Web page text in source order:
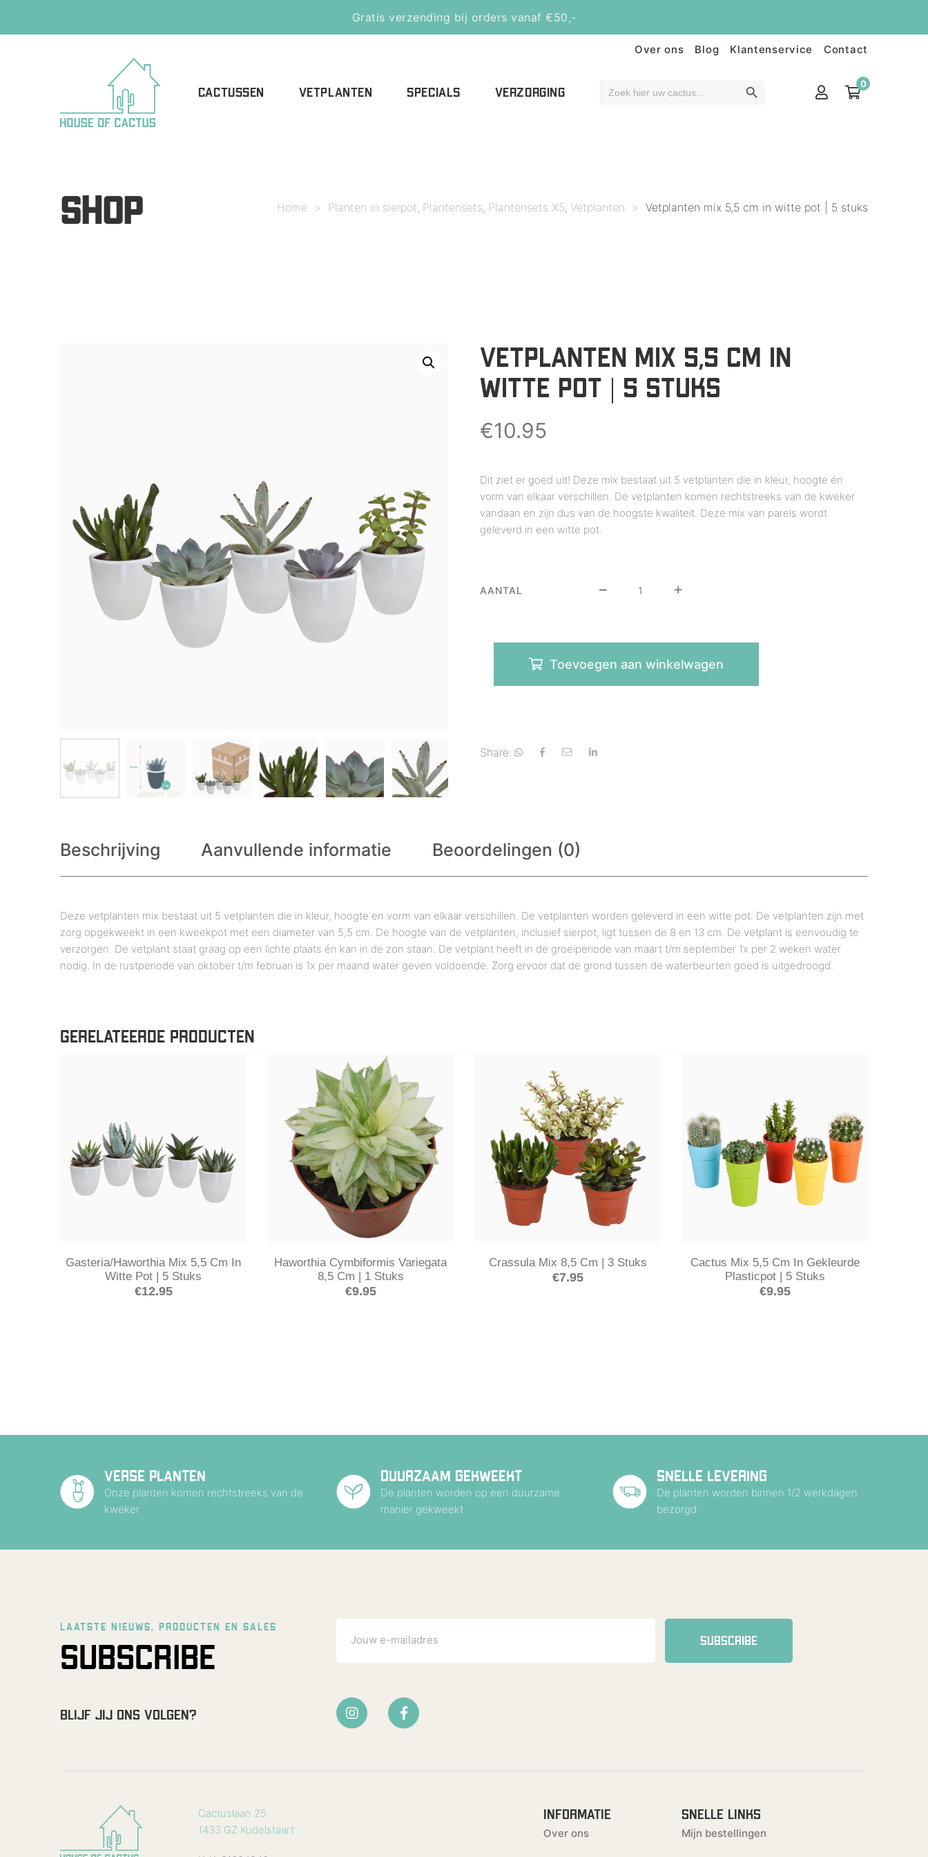
Gratis verzending bij orders vanaf €50,-
Over ons Blog Klantenservice Contact
CACTUSSEN VETPLANTEN SPECIALS VERZORGING
0
SHOP Home > Planten in sierpot, Plantensets, Plantensets X5, Vetplanten > Vetplanten mix 5,5 cm in witte pot | 5 stuks
VETPLANTEN MIX 5,5 CM IN
WITTE POT | 5 STUKS
€10.95
Dit ziet er goed uit! Deze mix bestaat uit 5 vetplanten die in kleur, hoogte én
vorm van elkaar verschillen. De vetplanten komen rechtstreeks van de kweker
vandaan en zijn dus van de hoogste kwaliteit. Deze mix van parels wordt
geleverd in een witte pot.
AANTAL
Toevoegen aan winkelwagen
Share:
Beschrijving Aanvullende informatie Beoordelingen (0)
Deze vetplanten mix bestaat uit 5 vetplanten die in kleur, hoogte en vorm van elkaar verschillen. De vetplanten worden geleverd in een witte pot. De vetplanten zijn met
zorg opgekweekt in een kweekpot met een diameter van 5,5 cm. De hoogte van de vetplanten, inclusief sierpot, ligt tussen de 8 en 13 cm. De vetplant is eenvoudig te
verzorgen. De vetplant staat graag op een lichte plaats én kan in de zon staan. De vetplant heeft in de groeiperiode van maart t/m september 1x per 2 weken water
nodig. In de rustperiode van oktober t/m februari is 1x per maand water geven voldoende. Zorg ervoor dat de grond tussen de waterbeurten goed is uitgedroogd.
GERELATEERDE PRODUCTEN
Gasteria/Haworthia Mix 5,5 Cm In
Witte Pot | 5 Stuks
€12.95
Haworthia Cymbiformis Variegata
8,5 Cm | 1 Stuks
€9.95
Crassula Mix 8,5 Cm | 3 Stuks
€7.95
Cactus Mix 5,5 Cm In Gekleurde
Plasticpot | 5 Stuks
€9.95
VERSE PLANTEN
Onze planten komen rechtstreeks van de
kweker
DUURZAAM GEKWEEKT
De planten worden op een duurzame
manier gekweekt
SNELLE LEVERING
De planten worden binnen 1/2 werkdagen
bezorgd
LAATSTE NIEUWS, PRODUCTEN EN SALES
SUBSCRIBE
BLIJF JIJ ONS VOLGEN?
SUBSCRIBE
Cactuslaan 25
1433 GZ Kudelstaart
INFORMATIE
Over ons
SNELLE LINKS
Mijn bestellingen